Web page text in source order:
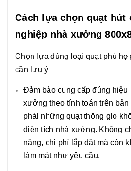
Cách lựa chọn quạt hút
nghiệp nhà xưởng
Chọn lựa đúng loại quạt phù
cần lưu ý:
Đảm bảo cung cấp đúng hiệu
xưởng theo tính toán trên bản
phải những quạt thông gió
diện tích nhà xưởng. Không
năng, chi phí lắp đặt mà còn
làm mát như yêu cầu.